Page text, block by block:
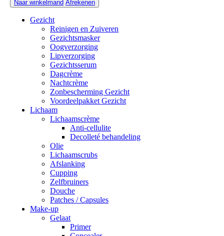
Naar winkelmand Afrekenen
Gezicht
Reinigen en Zuiveren
Gezichtsmasker
Oogverzorging
Lipverzorging
Gezichtsserum
Dagcrème
Nachtcrème
Zonbescherming Gezicht
Voordeelpakket Gezicht
Lichaam
Lichaamscrème
Anti-cellulite
Decolleté behandeling
Olie
Lichaamscrubs
Afslanking
Cupping
Zelfbruiners
Douche
Patches / Capsules
Make-up
Gelaat
Primer